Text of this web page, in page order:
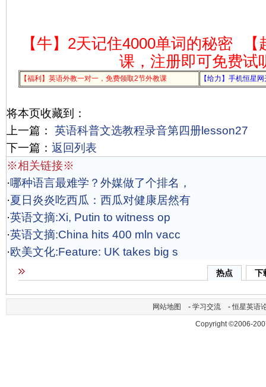
【牛】2天记住4000单词的秘密
课，注册即可免费试
【福利】英语外教一对一，免费领取2节外教课 【给力】手机恒星
将本页收藏到：
上一篇：
英语科普文选教程录音第四册lesson27
下一篇： 返回列表
※相关链接※
·哪种语言最难学？外媒做了个排名，
·夏日炎炎吃西瓜：西瓜对健康居然有
·英语文摘:Xi, Putin to witness op
·英语文摘:China hits 400 mln vacc
·欧美文化:Feature: UK takes big s
热点 下
网站地图 - 学习交流 -恒星英语
Copyright ©2006-